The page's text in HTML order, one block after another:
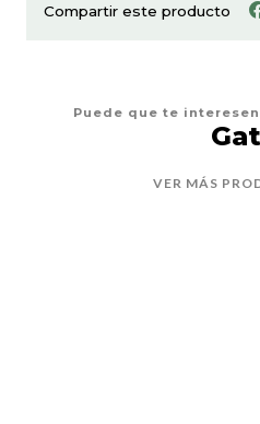
Compartir este producto
Puede que te
VER MÁS